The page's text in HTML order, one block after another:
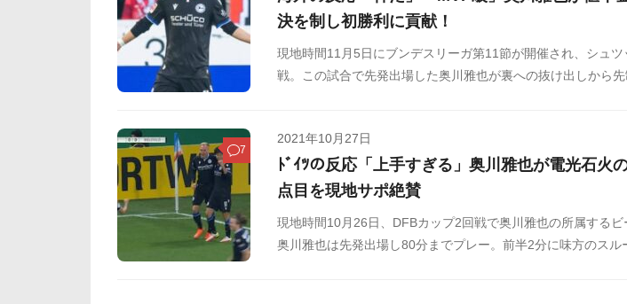
決を制し初勝利に貢献！
現地時間11月5日にブンデスリーガ第11節が開催され、シュ
戦。この試合で先発出場した奥川雅也が裏への抜け出しから
7
2021年10月27日
ﾄﾞｲﾂの反応「上手すぎる」奥川雅也が電光石火
点目を現地サポ絶賛
現地時間10月26日、DFBカップ2回戦で奥川雅也の所属するビ
奥川雅也は先発出場し80分までプレー。前半2分に味方のスル